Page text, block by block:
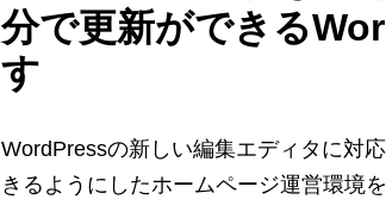
分で更新ができる
す
WordPressの新しい編集エディタに対
きるようにしたホームページ運営環境